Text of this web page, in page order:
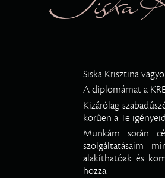
Siska
Siska Krisztina
A diplomámat a
Kizárólag
körűen a Te
Munkám során
szolgáltatásaim
alakíthatóak és
hozza.